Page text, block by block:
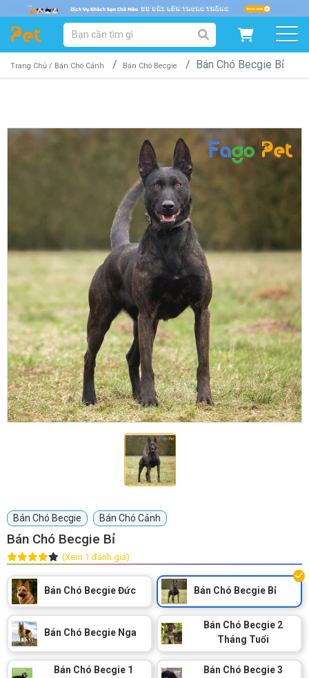
DANH MỤC SẢN PHẨM
SẢN PHẨM DÀNH CHO MÈO SẢN PHẨM DÀNH CHO CHÓ
GIỚI THIỆU
DỊCH VỤ
Khách sạn chó mèo
Dịch vụ cắt tỉa lông chó
Dịch vụ huấn luyện chó
Dịch vụ mua bán chó
mèo
TIN TỨC
Thông tin về khách sạn,
spa cho thú cưng
Thông tin về chó
Thông tin về mèo
Trang Chủ / Bán Chó Cảnh Bán Chó Becgie Bán Chó Becgie Bỉ
Bán Chó Becgie Bán Chó Cảnh
Bán Chó Becgie Bỉ
(Xem 1 đánh giá)
Bán Chó Becgie Đức Bán Chó Becgie Bỉ
Bán Chó Becgie Nga
Bán Chó Becgie 2
Tháng Tuổi
Bán Chó Becgie 1
Bán Chó Becgie 3